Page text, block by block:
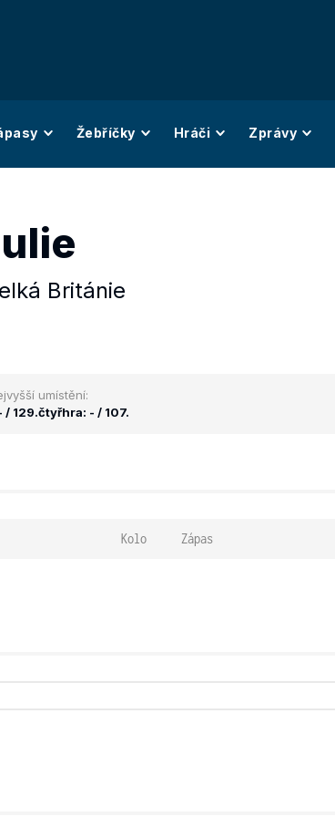
Žebříčky Hráči Zprávy
Británie
umístění:
/ 129.čtyřhra: - / 107.
Kolo Zápas